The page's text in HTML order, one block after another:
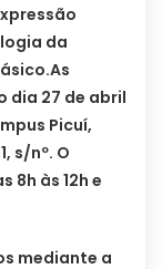
da
As
dia 27 de abril
Picuí,
s/nº. O
às 12h e
mediante a